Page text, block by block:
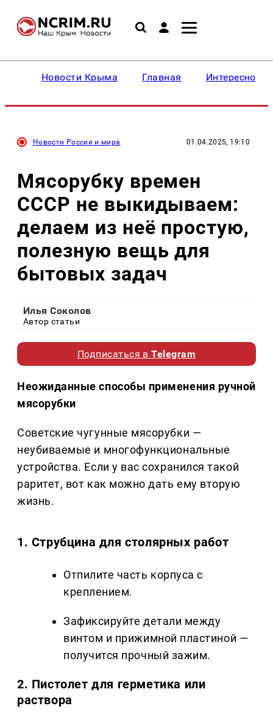
Новости Крыма Главная Интересное
Новости России и мира 01.04.2025, 19:10
Мясорубку времен
СССР не выкидываем:
делаем из неё простую,
полезную вещь для
бытовых задач
Илья Соколов
Автор статьи
Подписаться вTelegram
Неожиданные способы применения ручной
мясорубки
Советские чугунные мясорубки —
неубиваемые и многофункциональные
устройства. Если у вас сохранился такой
раритет, вот как можно дать ему вторую
жизнь.
1. Струбцина для столярных работ
Отпилите часть корпуса с
креплением.
Зафиксируйте детали между
винтом и прижимной пластиной —
получится прочный зажим.
2. Пистолет для герметика или
раствора